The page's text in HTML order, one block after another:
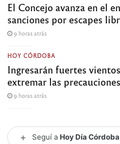
El Concejo avanza en el
sanciones por escapes
9 horas atrás
HOY CÓRDOBA
Ingresarán fuertes
extremar las precauciones
9 horas atrás
+ Seguí a Hoy Día Córdoba